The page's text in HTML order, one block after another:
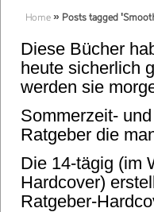
Home » Posts tagged
Diese Bücher
heute sicherlich
werden sie
Sommerzeit-
Ratgeber die
Die 14-tägig (im
Hardcover)
Ratgeber-